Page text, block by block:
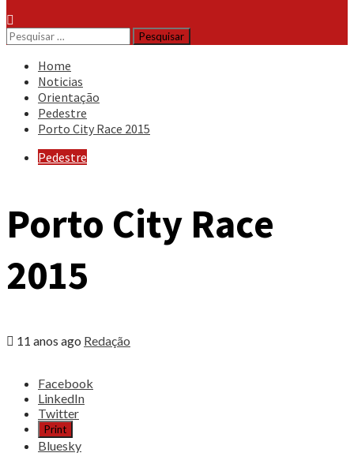
Pesquisar
por:
Home
Noticias
Orientação
Pedestre
Porto City Race 2015
Pedestre
Porto City Race
2015
11 anos ago Redação
Share
post
"Porto
City
Facebook
LinkedIn
Twitter
Print
Bluesky